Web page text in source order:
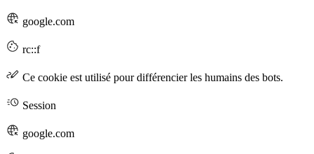
google.com
rc::f
Ce cookie est utilisé pour différencier les humains des bots.
Session
google.com